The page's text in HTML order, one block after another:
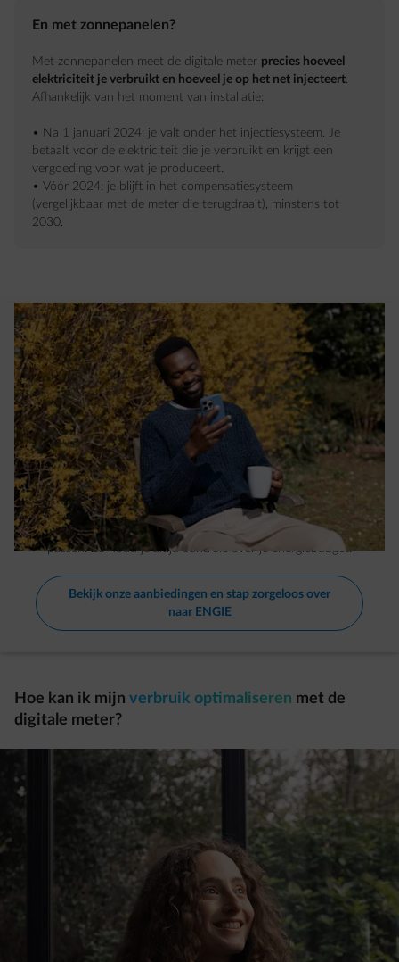
En met zonnepanelen?
Met zonnepanelen meet de digitale meter precies hoeveel
elektriciteit je verbruikt en hoeveel je op het net injecteert.
Afhankelijk van het moment van installatie:
• Na 1 januari 2024: je valt onder het injectiesysteem. Je
betaalt voor de elektriciteit die je verbruikt en krijgt een
vergoeding voor wat je produceert.
• Vóór 2024: je blijft in het compensatiesysteem
(vergelijkbaar met de meter die terugdraait), minstens tot
2030.
ENGIE begeleidt je
Bij ENGIE krijg je begeleiding vóór, tijdens en na de komst
van je digitale meter. We helpen je om je verbruik op te
volgen, je facturen te begrijpen en je voorschotten aan te
passen. Zo houd je altijd controle over je energiebudget.
Bekijk onze aanbiedingen en stap zorgeloos over
naar ENGIE
Hoe kan ik mijn verbruik optimaliseren met de
digitale meter?